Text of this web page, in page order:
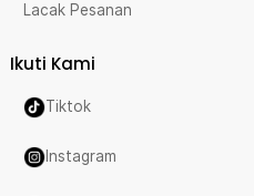
Lacak Pesanan
Ikuti Kami
Tiktok
Instagram